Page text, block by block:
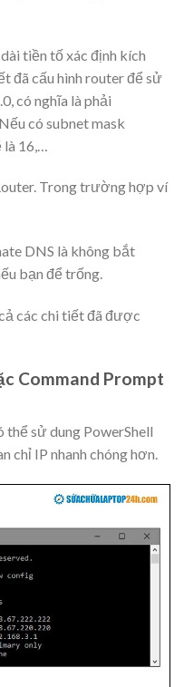
tiền tố xác định kích
đã cấu hình router để sử
có nghĩa là phải
có subnet mask
16,…
Trong trường hợp ví
DNS là không bắt
bạn để trống.
các chi tiết đã được
Command Prompt
thể sử dung PowerShell
chỉ IP nhanh chóng hơn.